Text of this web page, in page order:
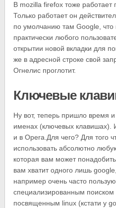
В mozilla firefox тоже работает
Только работает он
по умолчанию там Google, что
практически любого
открытии новой вкладки для
же в адресной строке свой
Огнелис проглотит.
Ключевые
Ну вот, теперь пришло время
именах (ключевых клавишах).
и в Opera.Для чего? Для того
использовать абсолютно
которая вам может
вам хватит одного лишь
например очень часто
специализированным
посвященным linux (кстати у